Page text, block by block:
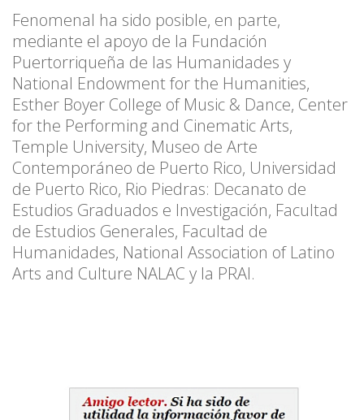
Fenomenal ha sido posible, en parte,
mediante el apoyo de la Fundación
Puertorriqueña de las Humanidades y
National Endowment for the Humanities,
Esther Boyer College of Music & Dance, Center
for the Performing and Cinematic Arts,
Temple University, Museo de Arte
Contemporáneo de Puerto Rico, Universidad
de Puerto Rico, Rio Piedras: Decanato de
Estudios Graduados e Investigación, Facultad
de Estudios Generales, Facultad de
Humanidades, National Association of Latino
Arts and Culture NALAC y la PRAI.